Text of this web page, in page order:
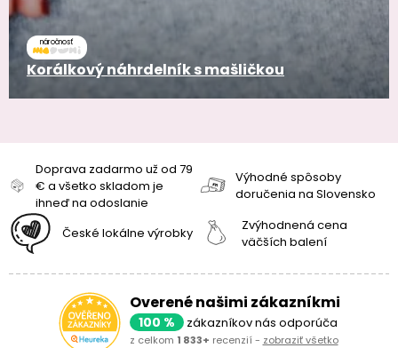
náročnosť
Korálkový náhrdelník s mašličkou
Doprava zadarmo už od 79
€ a všetko skladom je
ihneď na odoslanie
Výhodné spôsoby
doručenia na Slovensko
České lokálne výrobky
Zvýhodnená cena
väčších balení
Overené našimi zákazníkmi
100 % zákazníkov nás odporúča
z celkom 1 833+ recenzií - zobraziť všetko